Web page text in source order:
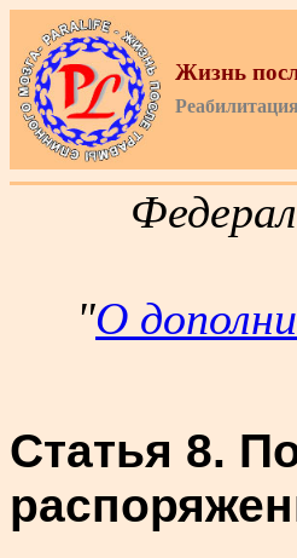
Жизнь
"О
Статья 8.